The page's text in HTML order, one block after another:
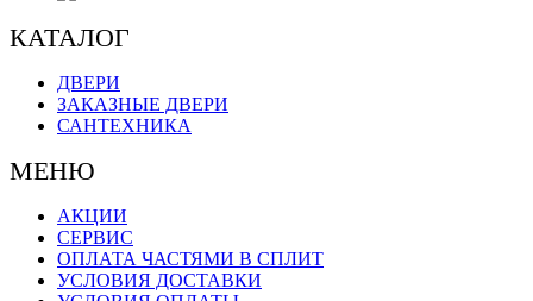
КАТАЛОГ
ДВЕРИ
ЗАКАЗНЫЕ ДВЕРИ
САНТЕХНИКА
МЕНЮ
АКЦИИ
СЕРВИС
ОПЛАТА ЧАСТЯМИ В СПЛИТ
УСЛОВИЯ ДОСТАВКИ